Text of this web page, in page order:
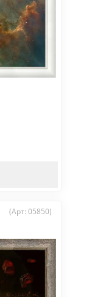
(Арт: 05850)